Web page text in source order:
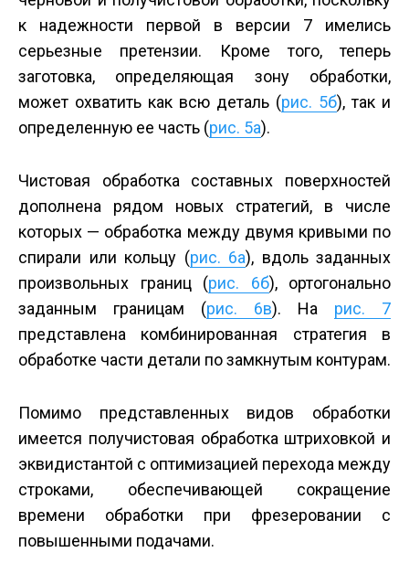
к надежности первой в версии 7 имелись
серьезные претензии. Кроме того, теперь
заготовка, определяющая зону обработки,
может охватить как всю деталь (рис. 5б), так и
определенную ее часть (рис. 5а).
Чистовая обработка составных поверхностей
дополнена рядом новых стратегий, в числе
которых — обработка между двумя кривыми по
спирали или кольцу (рис. 6а), вдоль заданных
произвольных границ (рис. 6б), ортогонально
заданным границам (рис. 6в). На рис. 7
представлена комбинированная стратегия в
обработке части детали по замкнутым контурам.
Помимо представленных видов обработки
имеется получистовая обработка штриховкой и
эквидистантой с оптимизацией перехода между
строками, обеспечивающей сокращение
времени обработки при фрезеровании с
повышенными подачами.